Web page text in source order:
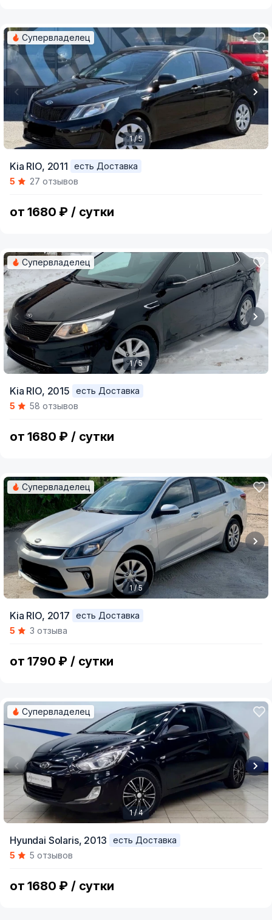
of
Супервладелец
1 / 5
Kia RIO, 2011
есть Доставка
5
27 отзывов
от 1680 ₽ / сутки
of
Супервладелец
1 / 5
Kia RIO, 2015
есть Доставка
5
58 отзывов
от 1680 ₽ / сутки
of
Супервладелец
1 / 5
Kia RIO, 2017
есть Доставка
5
3 отзыва
от 1790 ₽ / сутки
of
Супервладелец
1 / 4
Hyundai Solaris, 2013
есть Доставка
5
5 отзывов
от 1680 ₽ / сутки